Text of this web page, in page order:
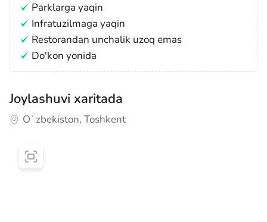
Parklarga yaqin
Infratuzilmaga yaqin
Restorandan unchalik uzoq emas
Do'kon yonida
Joylashuvi xaritada
Oʻzbekiston, Toshkent